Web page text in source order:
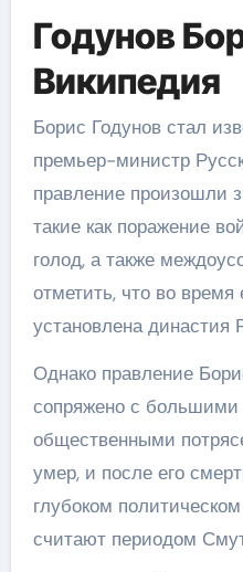
Годунов
Википедия
Борис Годунов стал
премьер-министр
правление произошли
такие как поражение
голод, а также
отметить, что во
установлена династия
Однако правление
сопряжено с большими
общественными
умер, и после его
глубоком
считают периодом